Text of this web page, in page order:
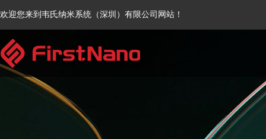
欢迎您来到韦氏纳米系统（深圳）有限公司网站！